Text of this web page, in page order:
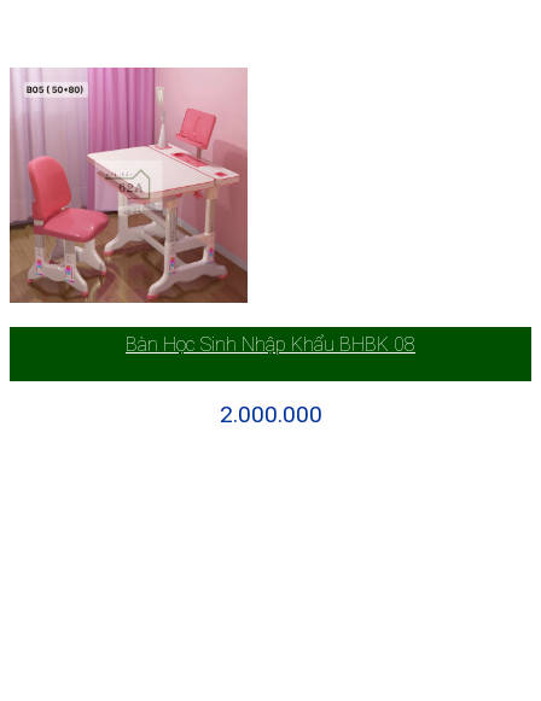
Bàn Học Sinh Nhập Khẩu BHBK 08
2.000.000